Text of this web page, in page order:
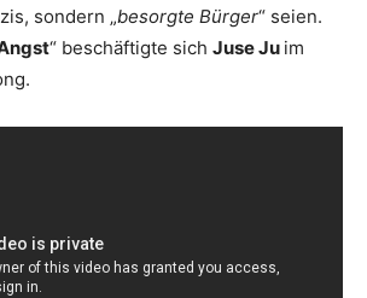
sondern „besorgte Bürger“ seien.
“ beschäftigte sich Juse Ju im